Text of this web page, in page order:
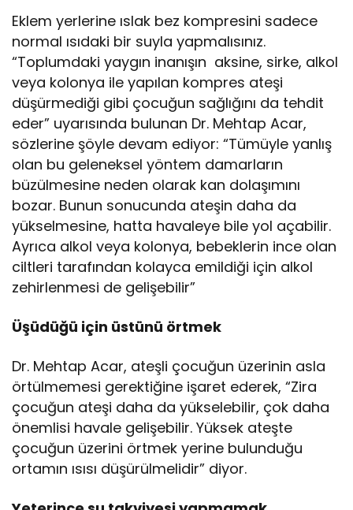
Eklem yerlerine ıslak bez kompresini sadece
normal ısıdaki bir suyla yapmalısınız.
“Toplumdaki yaygın inanışın aksine, sirke, alkol
veya kolonya ile yapılan kompres ateşi
düşürmediği gibi çocuğun sağlığını da tehdit
eder” uyarısında bulunan Dr. Mehtap Acar,
sözlerine şöyle devam ediyor: “Tümüyle yanlış
olan bu geleneksel yöntem damarların
büzülmesine neden olarak kan dolaşımını
bozar. Bunun sonucunda ateşin daha da
yükselmesine, hatta havaleye bile yol açabilir.
Ayrıca alkol veya kolonya, bebeklerin ince olan
ciltleri tarafından kolayca emildiği için alkol
zehirlenmesi de gelişebilir”
Üşüdüğü için üstünü örtmek
Dr. Mehtap Acar, ateşli çocuğun üzerinin asla
örtülmemesi gerektiğine işaret ederek, “Zira
çocuğun ateşi daha da yükselebilir, çok daha
önemlisi havale gelişebilir. Yüksek ateşte
çocuğun üzerini örtmek yerine bulunduğu
ortamın ısısı düşürülmelidir” diyor.